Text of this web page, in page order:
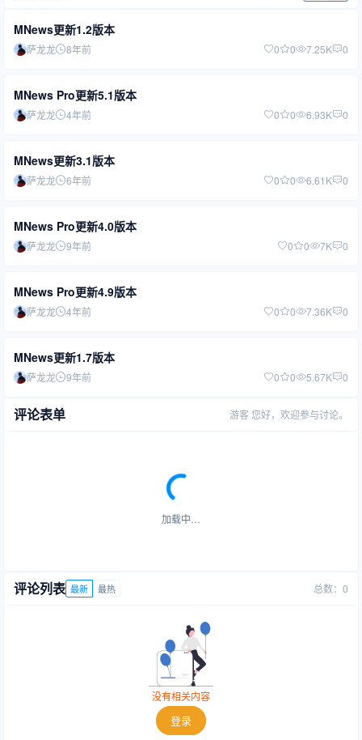
MNews更新1.2版本
萨龙龙 8年前 0 0 7.25K 0
MNews Pro更新5.1版本
萨龙龙 4年前 0 0 6.93K 0
MNews更新3.1版本
萨龙龙 6年前 0 0 6.61K 0
MNews Pro更新4.0版本
萨龙龙 9年前 0 0 7K 0
MNews Pro更新4.9版本
萨龙龙 4年前 0 0 7.36K 0
MNews更新1.7版本
萨龙龙 9年前 0 0 5.67K 0
评论表单 游客 您好，欢迎参与讨论。
加载中…
评论列表 最新 最热 总数：0
没有相关内容
登录